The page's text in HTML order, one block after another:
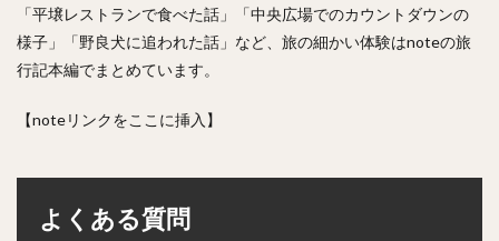
「平壌レストランで食べた話」「中央広場でのカウントダウンの
様子」「野良犬に追われた話」など、旅の細かい体験はnoteの旅
行記本編でまとめています。
【noteリンクをここに挿入】
よくある質問